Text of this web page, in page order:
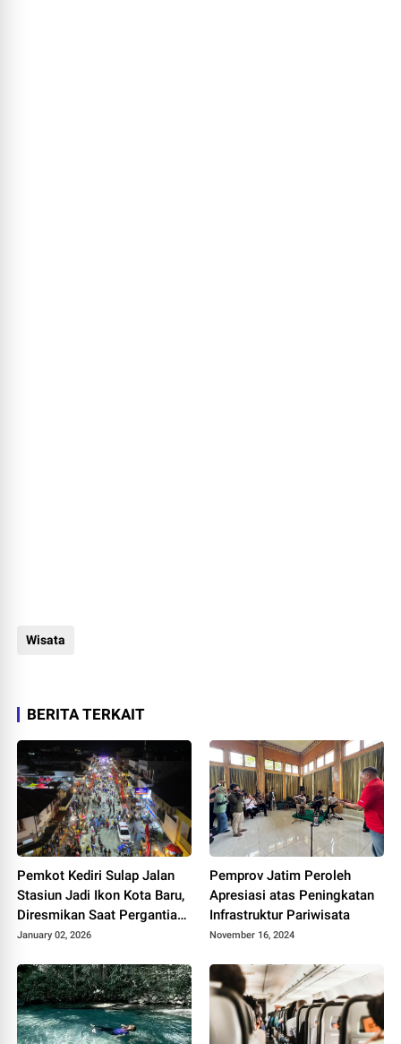
Wisata
BERITA TERKAIT
Pemkot Kediri Sulap Jalan
Stasiun Jadi Ikon Kota Baru,
Diresmikan Saat Pergantian
Tahun
January 02, 2026
Pemprov Jatim Peroleh
Apresiasi atas Peningkatan
Infrastruktur Pariwisata
November 16, 2024